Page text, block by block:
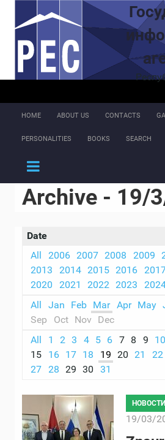
Skip to main content
HOME ABOUT US CONTACTS
PERSONALITIES BOOKS SEARCH
Archive - 19/
Date
All
2006 2007 2008 2009
2013
2014 2015 2016
2020
2021 2022 2023
All
Jan Feb Mar Apr May
Sep
Oct Nov
Dec
All
1 2 3 4 5 6 7 8 9 10
15
16 17 18 19 20 21 22
27
28 29 30 31
НОВОСТИ
19/03/